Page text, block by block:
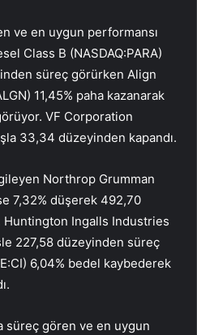
ve en uygun performansı
Class B (NASDAQ:PARA)
süreç görürken Align
) 11,45% paha kazanarak
VF Corporation
33,34 düzeyinden kapandı.
Northrop Grumman
7,32% düşerek 492,70
Huntington Ingalls Industries
227,58 düzeyinden süreç
CI) 6,04% bedel kaybederek
süreç gören ve en uygun